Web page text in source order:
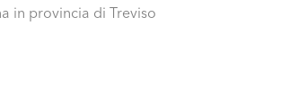
in provincia di Treviso